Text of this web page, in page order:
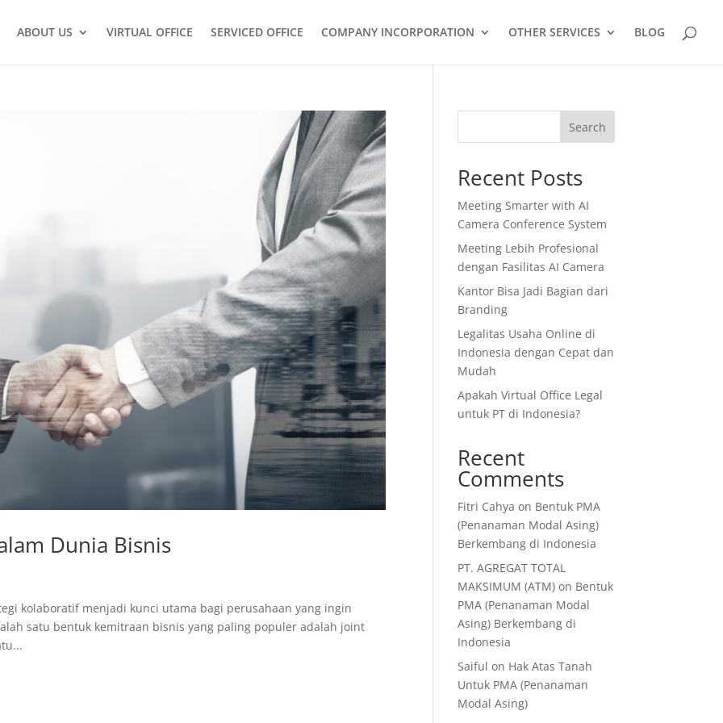
ABOUT US VIRTUAL OFFICE SERVICED OFFICE COMPANY INCORPORATION OTHER SERVICES BLOG
Dunia Bisnis
kolaboratif menjadi kunci utama bagi perusahaan yang ingin
satu bentuk kemitraan bisnis yang paling populer adalah joint
Search
Recent Posts
Meeting Smarter with AI
Camera Conference System
Meeting Lebih Profesional
dengan Fasilitas AI Camera
Kantor Bisa Jadi Bagian dari
Branding
Legalitas Usaha Online di
Indonesia dengan Cepat dan
Mudah
Apakah Virtual Office Legal
untuk PT di Indonesia?
Recent
Comments
Fitri Cahya on Bentuk PMA
(Penanaman Modal Asing)
Berkembang di Indonesia
PT. AGREGAT TOTAL
MAKSIMUM (ATM) on Bentuk
PMA (Penanaman Modal
Asing) Berkembang di
Indonesia
Saiful on Hak Atas Tanah
Untuk PMA (Penanaman
Modal Asing)